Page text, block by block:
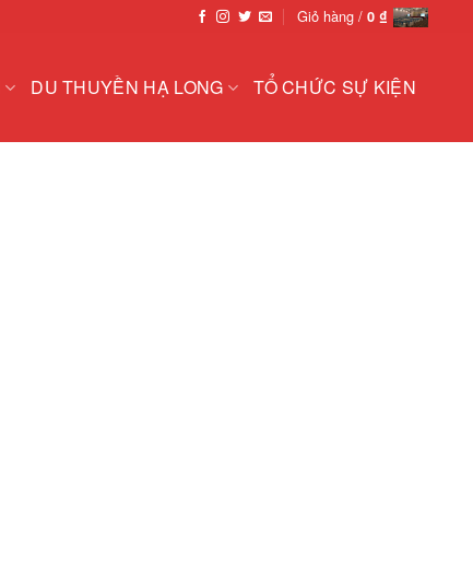
Giỏ hàng / 0 ₫
DU THUYỀN HẠ LONG TỔ CHỨC SỰ KIỆN